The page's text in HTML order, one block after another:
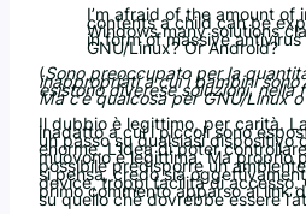
I’m afraid of the amount of
contents a child can be
Windows many solutions
in form of massive
GNU/Linux? Or Android?
(Sono preoccupato per la
inappropriati a cui i bambini
esistono diverese soluzioni, nella
Ma c’è qualcosa per GNU/Linux
Il dubbio è legittimo, per carità.
inadatto a cui i piccoli sono
un passo su qualsiasi dispositivo
enorme. L’idea di poter
muovono è legittima. Ma proprio
possibile predisporre un
si pensa, credo sia
device, troppi facilità di accesso.
primo commento apparso al link
su quello che dovrebbe essere